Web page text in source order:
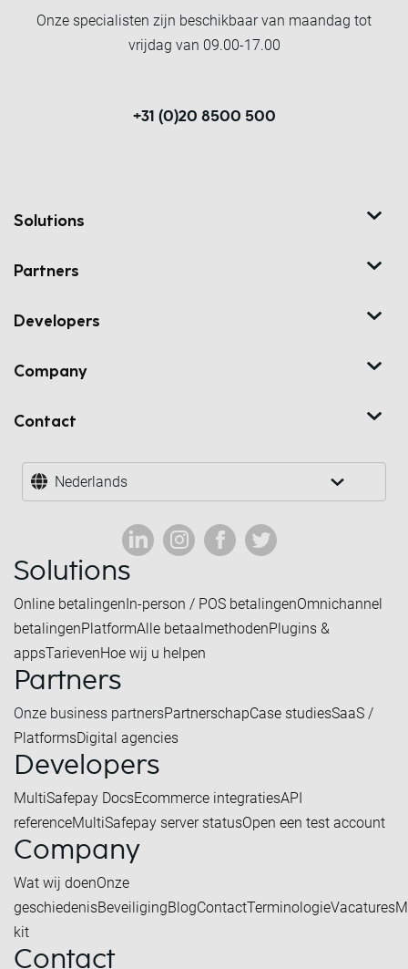
Onze specialisten zijn beschikbaar van maandag tot
vrijdag van 09.00-17.00
+31 (0)20 8500 500
Solutions
Partners
Developers
Company
Contact
Nederlands
Solutions
Online betalingenIn-person / POS betalingenOmnichannel
betalingenPlatformAlle betaalmethodenPlugins &
appsTarievenHoe wij u helpen
Partners
Onze business partnersPartnerschapCase studiesSaaS /
PlatformsDigital agencies
Developers
MultiSafepay DocsEcommerce integratiesAPI
referenceMultiSafepay server statusOpen een test account
Company
Wat wij doenOnze
geschiedenisBeveiligingBlogContactTerminologieVacatures
kit
Contact